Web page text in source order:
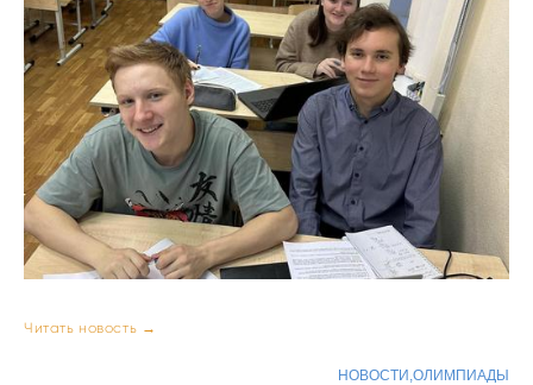
Читать новость →
НОВОСТИ, ОЛИМПИАДЫ